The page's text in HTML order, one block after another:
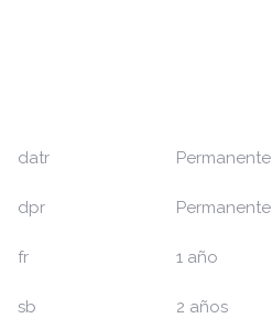
datr
dpr
fr
sb
Permanente
Permanente
1 año
2 años